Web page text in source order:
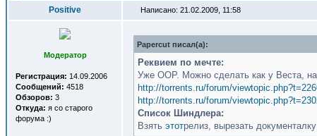
Positive Написано: 21.02.2009, 11:58
Модератор
Регистрация: 14.09.2006
Сообщений: 4518
Обзоров: 3
Откуда: я со старого
форума :)
Papercut писал(a):
Реквием по мечте:
Уже ООР. Можно сделать как у Веста,
http://torrents.ru/forum/
http://torrents.ru/forum/
Список Шиндлера:
Взять этотрелиз, вырезать